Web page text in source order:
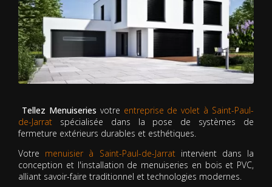
Tellez Menuiseries votre entreprise de volet à Saint-Paul-
de-Jarrat spécialisée dans la pose de systèmes de
fermeture extérieurs durables et esthétiques.
Votre menuisier à Saint-Paul-de-Jarratintervient dans la
conception et l'installation de menuiseries en bois et PVC,
alliant savoir-faire traditionnel et technologies modernes.